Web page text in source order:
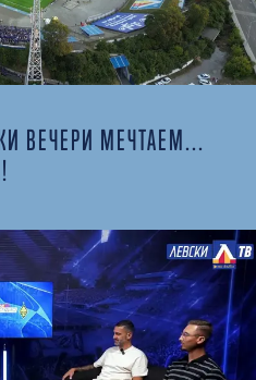
ВЕЧЕРИ МЕЧТАЕМ...